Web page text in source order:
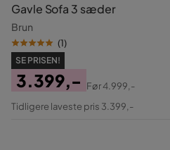
Gavle Sofa 3 sæder
Brun
(1)
SE PRISEN!
Pris
3.399,-
Original
Før4.999,-
Tidligere laveste pris 3.399,-